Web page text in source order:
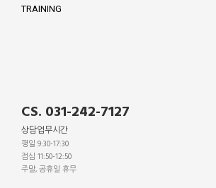
TRAINING
CS. 031-242-7127
상담업무시간
평일 9:30-17:30
점심 11:50-12:50
주말, 공휴일 휴무